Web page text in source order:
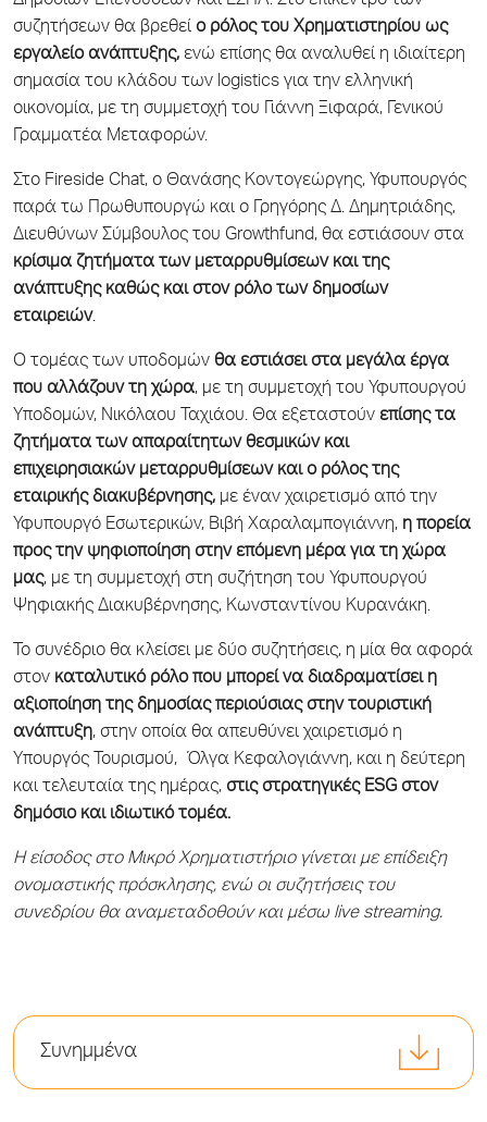
συζητήσεων θα βρεθεί ο ρόλος του Χρηματιστηρίου ως
εργαλείο ανάπτυξης, ενώ επίσης θα αναλυθεί η ιδιαίτερη
σημασία του κλάδου των logistics για την ελληνική
οικονομία, με τη συμμετοχή του Γιάννη Ξιφαρά, Γενικού
Γραμματέα Μεταφορών.
Στο Fireside Chat, ο Θανάσης Κοντογεώργης, Υφυπουργός
παρά τω Πρωθυπουργώ και ο Γρηγόρης Δ. Δημητριάδης,
Διευθύνων Σύμβουλος του Growthfund, θα εστιάσουν στα
κρίσιμα ζητήματα των μεταρρυθμίσεων και της
ανάπτυξης καθώς και στον ρόλο των δημοσίων
εταιρειών.
Ο τομέας των υποδομών θα εστιάσει στα μεγάλα έργα
που αλλάζουν τη χώρα, με τη συμμετοχή του Υφυπουργού
Υποδομών, Νικόλαου Ταχιάου. Θα εξεταστούν επίσης τα
ζητήματα των απαραίτητων θεσμικών και
επιχειρησιακών μεταρρυθμίσεων και ο ρόλος της
εταιρικής διακυβέρνησης, με έναν χαιρετισμό από την
Υφυπουργό Εσωτερικών, Βιβή Χαραλαμπογιάννη, η πορεία
προς την ψηφιοποίηση στην επόμενη μέρα για τη χώρα
μας, με τη συμμετοχή στη συζήτηση του Υφυπουργού
Ψηφιακής Διακυβέρνησης, Κωνσταντίνου Κυρανάκη.
Το συνέδριο θα κλείσει με δύο συζητήσεις, η μία θα αφορά
στον καταλυτικό ρόλο που μπορεί να διαδραματίσει η
αξιοποίηση της δημοσίας περιούσιας στην τουριστική
ανάπτυξη, στην οποία θα απευθύνει χαιρετισμό η
Υπουργός Τουρισμού,
Όλγα Κεφαλογιάννη, και η δεύτερη
και τελευταία της ημέρας, στις στρατηγικές ESG στον
δημόσιο και ιδιωτικό τομέα.
Η είσοδος στο Μικρό Χρηματιστήριο γίνεται με επίδειξη
ονομαστικής πρόσκλησης, ενώ οι συζητήσεις του
συνεδρίου θα αναμεταδοθούν και μέσω live streaming.
Συνημμένα